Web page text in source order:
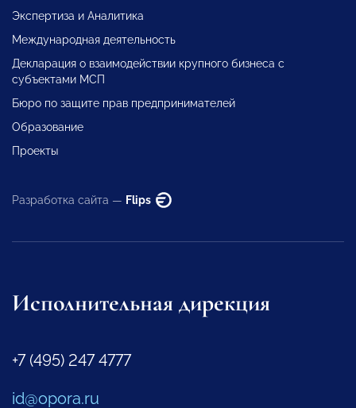
Экспертиза и Аналитика
Международная деятельность
Декларация о взаимодействии крупного бизнеса с
субъектами МСП
Бюро по защите прав предпринимателей
Образование
Проекты
Разработка сайта — Flips
Исполнительная дирекция
+7 (495) 247 4777
id@opora.ru